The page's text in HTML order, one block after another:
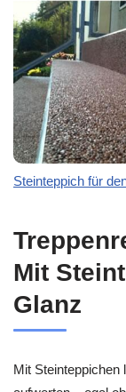
Steinteppich für
Mit
Glanz
Mit Steinteppichen